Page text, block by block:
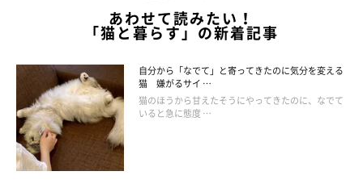
ねこのきもち投稿写真ギャラリー
「クラシックタビ―」のなかでも代表的なのは、次の３色！
地色が茶色っぽいなら「ブラウンクラシックタビ―」、地色が銀
あわせて読みたい！
「猫と暮らす」の新着記事
自分から「なでて」と寄ってきたのに気分を変える
猫 嫌がるサイ …
猫のほうから甘えたそうにやってきたのに、なでて
いると急に態度 …